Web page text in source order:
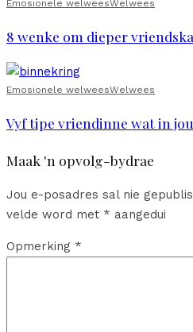
Emosionele welweesWelwees
8 wenke om dieper
Emosionele welweesWelwees
Vyf tipe vriendinne wat in
Maak 'n opvolg-bydrae
Jou e-posadres sal nie
velde word met * aangedui
Opmerking *